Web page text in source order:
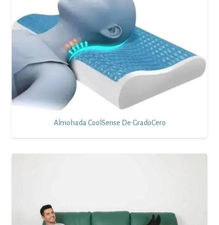
Almohada CoolSense De GradoCero